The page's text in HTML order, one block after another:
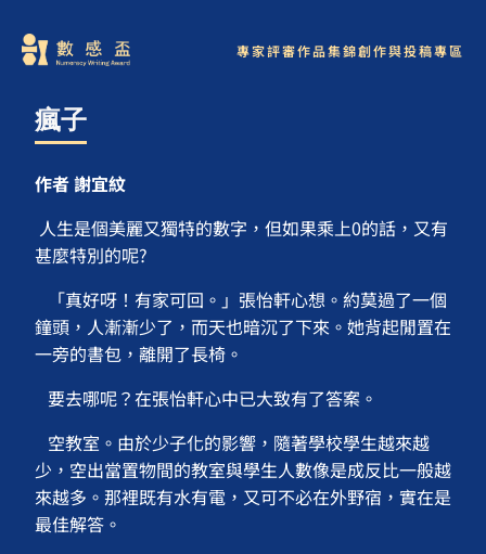
專家評審作品集錦創作與投稿專區
瘋子
作者 謝宜紋
人生是個美麗又獨特的數字，但如果乘上0的話，又有
甚麼特別的呢?
「真好呀！有家可回。」張怡軒心想。約莫過了一個
鐘頭，人漸漸少了，而天也暗沉了下來。她背起閒置在
一旁的書包，離開了長椅。
要去哪呢？在張怡軒心中已大致有了答案。
空教室。由於少子化的影響，隨著學校學生越來越
少，空出當置物間的教室與學生人數像是成反比一般越
來越多。那裡既有水有電，又可不必在外野宿，實在是
最佳解答。